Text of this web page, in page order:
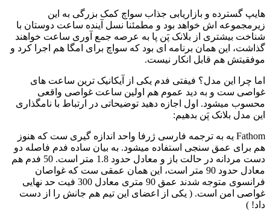
هایپ گسترده و بازاریابی جذاب سواچ کمک بزرگی به این
زیرمجموعه اش خواهد بود و مطمئنا نسل آینده ساعت دوستان با
شناخت بیشتری از بلانک پَن پا به عرصه جمع آوری ساعت خواهند
گذاشت، این همان برنامه ای بود که سواچ برای امگا هم اجرا کرد و
موفقیتش هم قابل انکار نیست.
اما چرا این مدل؟ فیفتی فدم یکی از آیکانیک ترین ساعت های
غواصی ست و به دید عموم هم اولین ساعت غواصی واقعی
محسوب میشود. اول اجازه دهید توضیحاتی در ارتباط با نامگذاری
این مدل بلانک پَن بدهیم:
Fathom یه به ترجمه فارسی ژرفا واحد اندازه گیری ست که هنوز
هم برای عمق سنجی استفاده میشود. به بیان ساده فدم فاصله دو
دست مردانه در حالت باز و معادل حدود 1.8 متر است. 50 فدم هم
معادل حدود 90 متر است، این همان عمقی ست که غواصان
فرانسوی متوجه شدند عمق 90 متری معادل 300 فیت حد نهایی
غواصی امن است. ( یکی از اعضای این تیم هم جانش را از دست
داد! )